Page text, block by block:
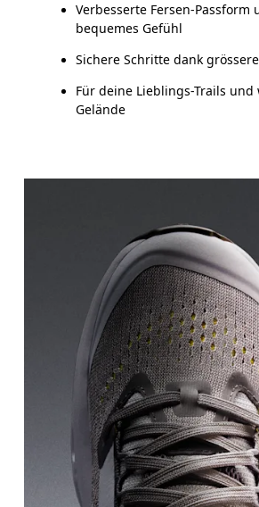
Verbesserte Fersen-Passform
bequemes Gefühl
Sichere Schritte dank
Für deine Lieblings-Trails und
Gelände